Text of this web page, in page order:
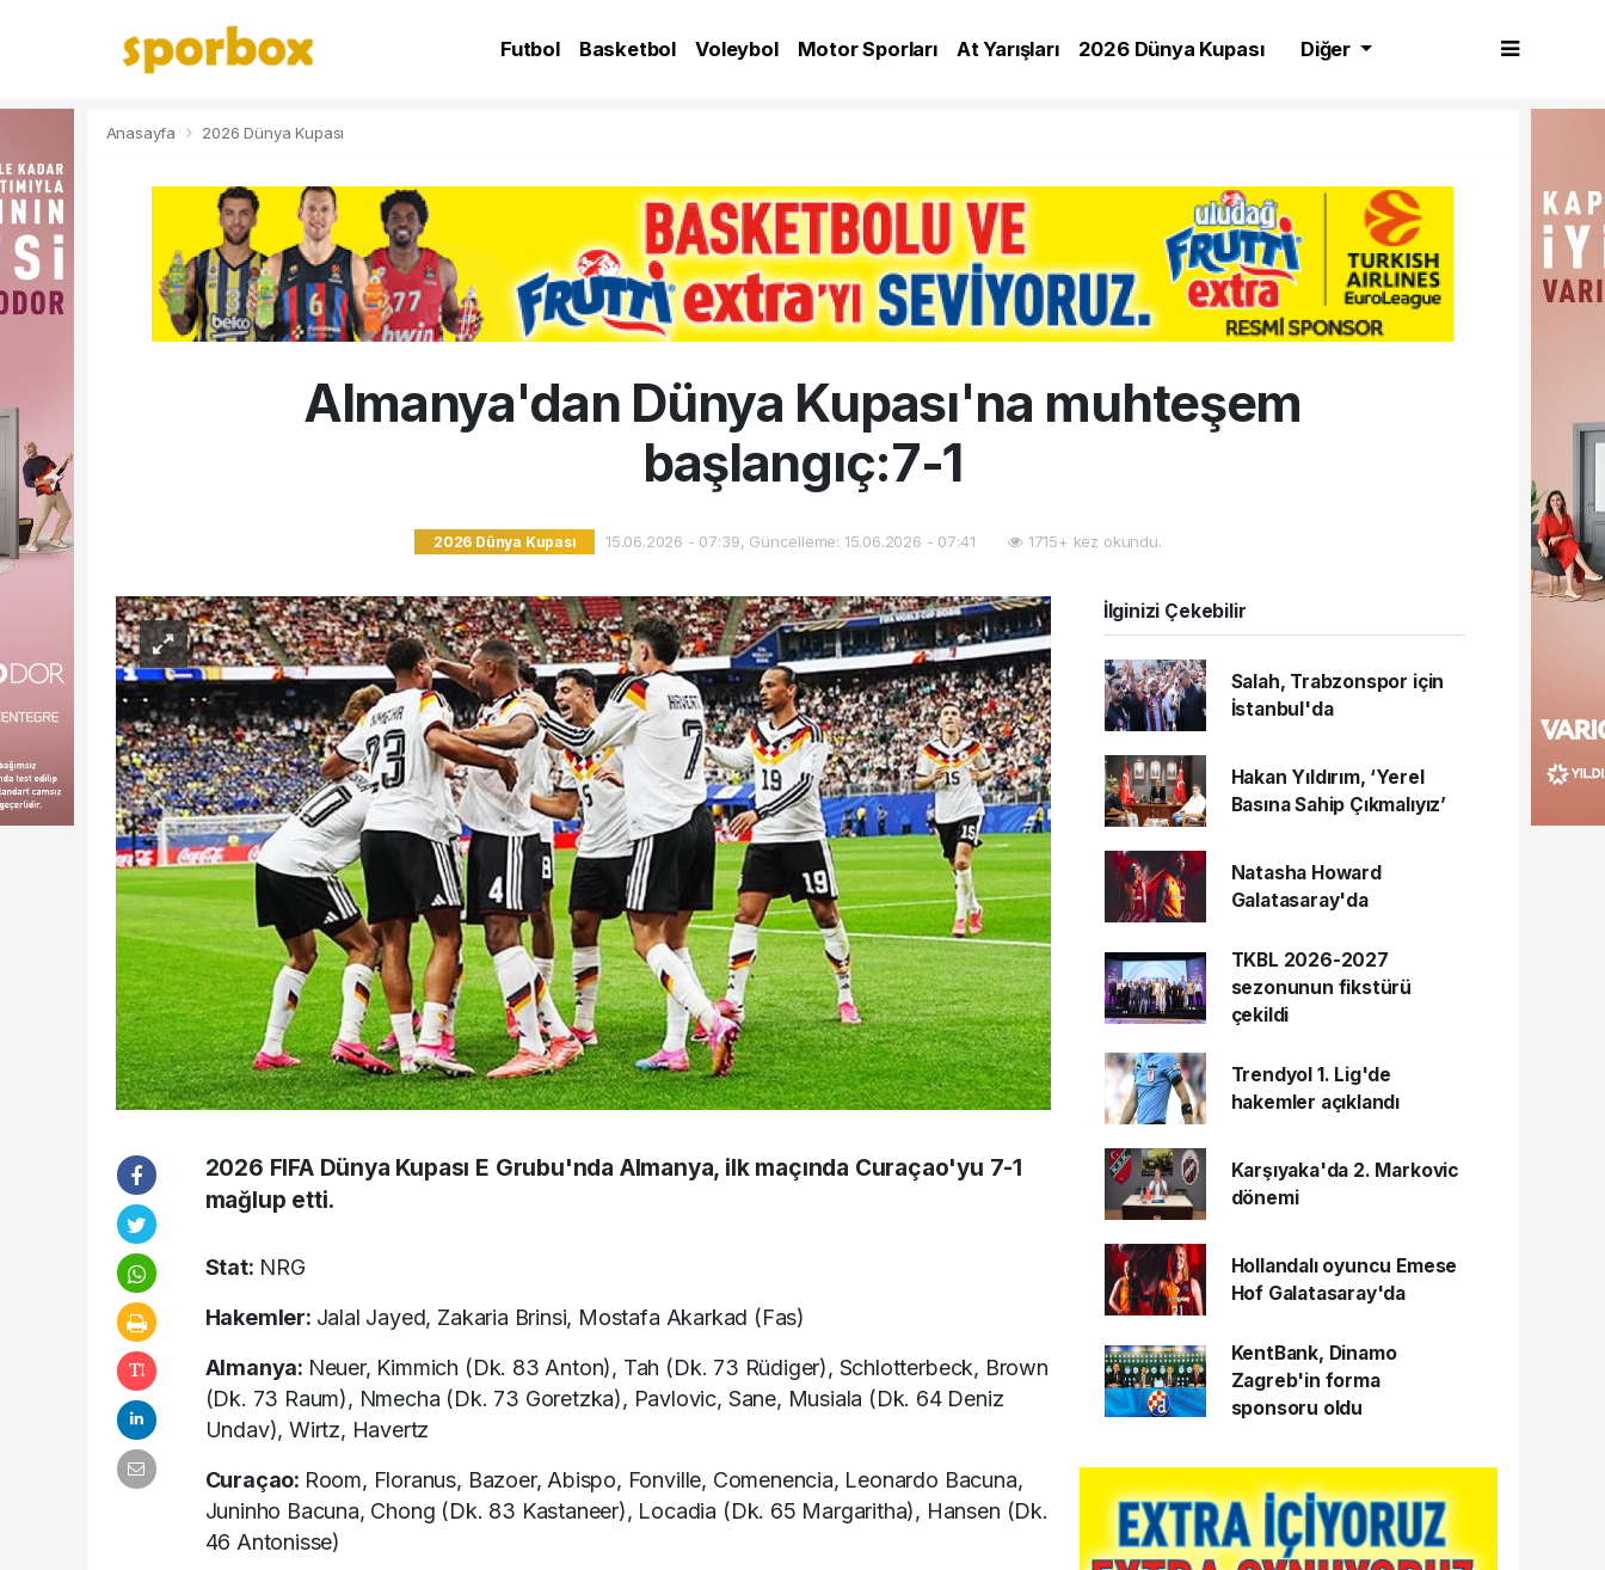
Futbol Basketbol Voleybol Motor Sporları At Yarışları
2026 Dünya Kupası
Diğer
Anasayfa 2026 Dünya Kupası
Almanya'dan Dünya Kupası'na muhteşem
başlangıç:7-1
2026 Dünya Kupası 15.06.2026 - 07:39, Güncelleme: 15.06.2026 - 07:41 1715+ kez okundu.
2026 FIFA Dünya Kupası E Grubu'nda Almanya, ilk maçında Curaçao'yu 7-1
mağlup etti.
Stat: NRG
Hakemler: Jalal Jayed, Zakaria Brinsi, Mostafa Akarkad (Fas)
Almanya: Neuer, Kimmich (Dk. 83 Anton), Tah (Dk. 73 Rüdiger), Schlotterbeck, Brown
(Dk. 73 Raum), Nmecha (Dk. 73 Goretzka), Pavlovic, Sane, Musiala (Dk. 64 Deniz
Undav), Wirtz, Havertz
Curaçao: Room, Floranus, Bazoer, Abispo, Fonville, Comenencia, Leonardo Bacuna,
Juninho Bacuna, Chong (Dk. 83 Kastaneer), Locadia (Dk. 65 Margaritha), Hansen (Dk.
46 Antonisse)
İlginizi Çekebilir
Salah, Trabzonspor için
İstanbul'da
Hakan Yıldırım, ‘Yerel
Basına Sahip Çıkmalıyız’
Natasha Howard
Galatasaray'da
TKBL 2026-2027
sezonunun fikstürü
çekildi
Trendyol 1. Lig'de
hakemler açıklandı
Karşıyaka'da 2. Markovic
dönemi
Hollandalı oyuncu Emese
Hof Galatasaray'da
KentBank, Dinamo
Zagreb'in forma
sponsoru oldu